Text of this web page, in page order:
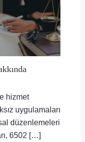
hizmet
uygulamaları
düzenlemeleri
6502 […]